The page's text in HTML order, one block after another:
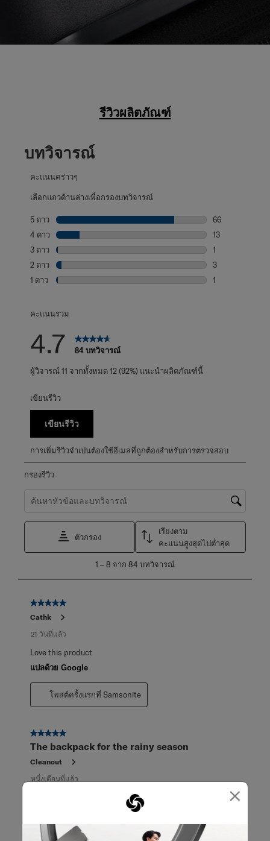
×
รีวิวผลิตภัณฑ์
บทวิจารณ์
คะแนนคร่าวๆ
เลือกแถวด้านล่างเพื่อกรองบทวิจารณ์
5 ดาว ดาว
66
บทวิจารณ์66 บท
4 ดาว ดาว
13
บทวิจารณ์13 บท
3 ดาว ดาว
1
บทวิจารณ์1 บทที่
2 ดาว ดาว
3
บทวิจารณ์3 บทที่
1 ดาว ดาว
1
คะแนนรวม
4.7 84 บทวิจารณ์
ผู้วิจารณ์ 11 จากทั้งหมด 12 (92%) แนะนำผลิตภัณฑ์นี้
เขียนรีวิว
เขียนรีวิว
การเพิ่มรีวิวจำเปนต้องใช้อีเมลที่ถูกต้องสำหรับการตรวจสอบ
กรองรีวิว
ค้นหาหัวข้อและตรวจสอบภูมิภาคการค้นหา
ตัวกรอง
เรียงตาม
คะแนนสูงสุดไปต่ำสุด
8
วิจารณ์
1 –8 จาก 84 บทวิจารณ์
5 จาก 5 ดาว
Cathk
21 วันที่แล้ว
Love this product
แปลด้วย Google
โพสต์ครั้งแรกที่ Samsonite
5 จาก 5 ดาว
The backpack for the rainy season
Cleanout
หนึ่งเดือนที่แล้ว
Great backpack for the rainy days, keeps everything dry.
The strap around the chest also helps support the pack on
แปลด้วย Google